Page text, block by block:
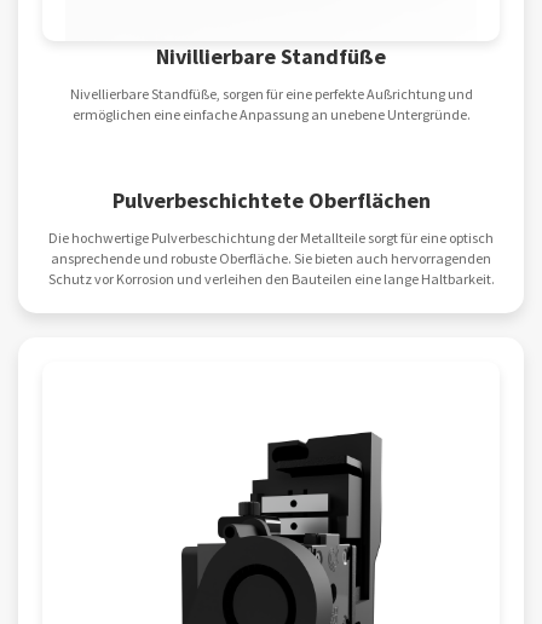
Nivillierbare Standfüße
Nivellierbare Standfüße, sorgen für eine perfekte Außrichtung und
ermöglichen eine einfache Anpassung an unebene Untergründe.
Pulverbeschichtete Oberflächen
Die hochwertige Pulverbeschichtung der Metallteile sorgt für eine optisch
ansprechende und robuste Oberfläche. Sie bieten auch hervorragenden
Schutz vor Korrosion und verleihen den Bauteilen eine lange Haltbarkeit.